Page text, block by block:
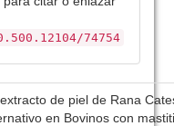
74754
de piel de Rana
en Bovinos con